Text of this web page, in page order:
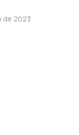
de 2023